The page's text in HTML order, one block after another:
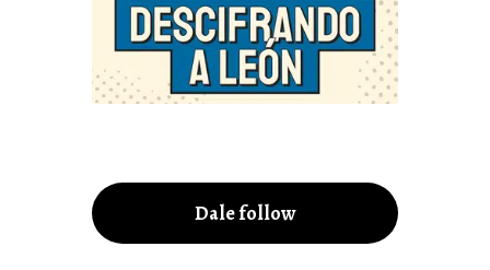
Dale follow